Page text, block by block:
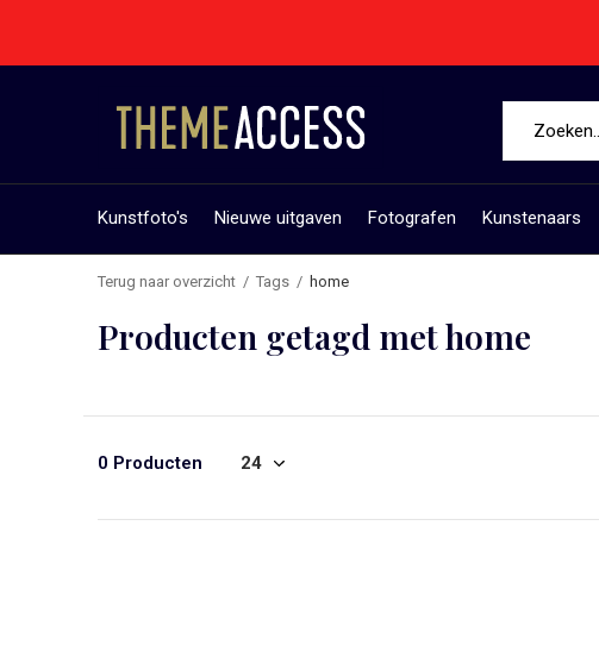
Kunstfoto's Nieuwe uitgaven Fotografen Kunstenaars
Terug naar overzicht Tags home
Producten getagd met home
0 Producten